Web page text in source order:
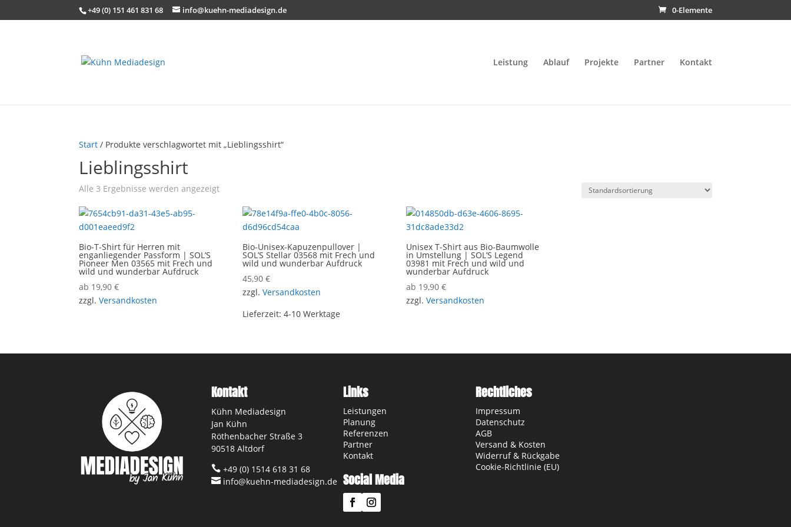
+49 (0) 151 461 831 68 info@kuehn-mediadesign.de 0-Elemente
Leistung Ablauf Projekte Partner Kontakt
Start / Produkte verschlagwortet mit „Lieblingsshirt“
Lieblingsshirt
Alle 3 Ergebnisse werden angezeigt
Bio-T-Shirt für Herren mit
enganliegender Passform | SOL’S
Pioneer Men 03565 mit Frech und
wild und wunderbar Aufdruck
ab 19,90€
zzgl.Versandkosten
Bio-Unisex-Kapuzenpullover |
SOL’S Stellar 03568 mit Frech und
wild und wunderbar Aufdruck
45,90€
zzgl.Versandkosten
Lieferzeit:4-10 Werktage
Unisex T-Shirt aus Bio-Baumwolle
in Umstellung | SOL’S Legend
03981 mit Frech und wild und
wunderbar Aufdruck
ab 19,90€
zzgl.Versandkosten
Kontakt
Kühn Mediadesign
Jan Kühn
Röthenbacher Straße 3
90518 Altdorf
+49 (0) 1514 618 31 68
info@kuehn-mediadesign.de
Links
Leistungen
Planung
Referenzen
Partner
Kontakt
Social Media
Rechtliches
Impressum
Datenschutz
AGB
Versand & Kosten
Widerruf & Rückgabe
Cookie-Richtlinie (EU)